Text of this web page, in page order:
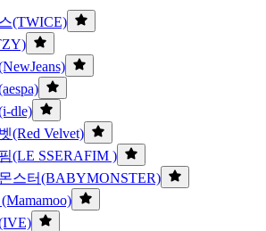
(TWICE)
dle)
(Red Velvet)
(LE SSERAFIM )
스터(BABYMONSTER)